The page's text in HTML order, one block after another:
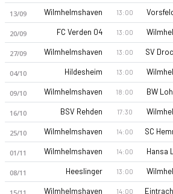
13/09 Wilmhelmshaven 13:00
20/09 FC Verden 04 13:00
27/09 Wilmhelmshaven 13:00
04/10 Hildesheim 13:00
09/10 Wilmhelmshaven 18:00 BW
16/10 BSV Rehden 17:30
25/10 Wilmhelmshaven 14:00
01/11 Wilmhelmshaven 14:00 Hansa
08/11 Heeslinger 13:00
Wilmhelmshaven 14:00